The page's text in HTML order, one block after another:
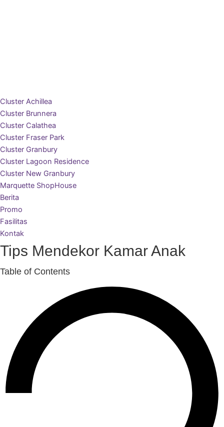
Cluster Achillea
Cluster Brunnera
Cluster Calathea
Cluster Fraser Park
Cluster Granbury
Cluster Lagoon Residence
Cluster New Granbury
Marquette ShopHouse
Berita
Promo
Fasilitas
Kontak
Tips Mendekor Kamar Anak
Table of Contents